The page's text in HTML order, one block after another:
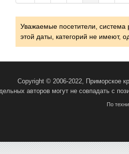
Уважаемые посетители, система
этой даты, категорий не имеют,
Copyright © 2006-2022, Приморское
авторов могут не совпадать с
По